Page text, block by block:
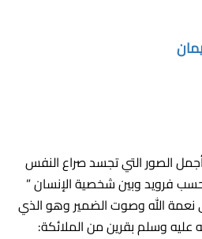
الصور التي تجسد صراع النفس
فرويد وبين شخصية الإنسان ”
نعمة الله وصوت الضمير وهو الذي
وسلم بقرين من الملائكة: